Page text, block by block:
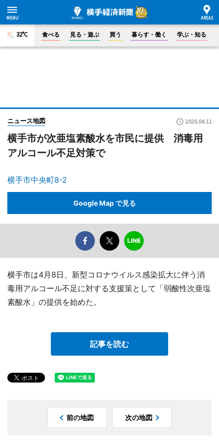
32°C 食べる 見る・遊ぶ 買う 暮らす・働く 学ぶ・知る
ニュース地図 2020.04.11
横手市が次亜塩素酸水を市民に提供 消毒用
アルコール不足対策で
横手市中央町8-2
Google Map で見る
横手市は4月8日、新型コロナウイルス感染拡大に伴う消
毒用アルコール不足に対する支援策として「弱酸性次亜塩
素酸水」の提供を始めた。
記事を読む
前の地図 次の地図